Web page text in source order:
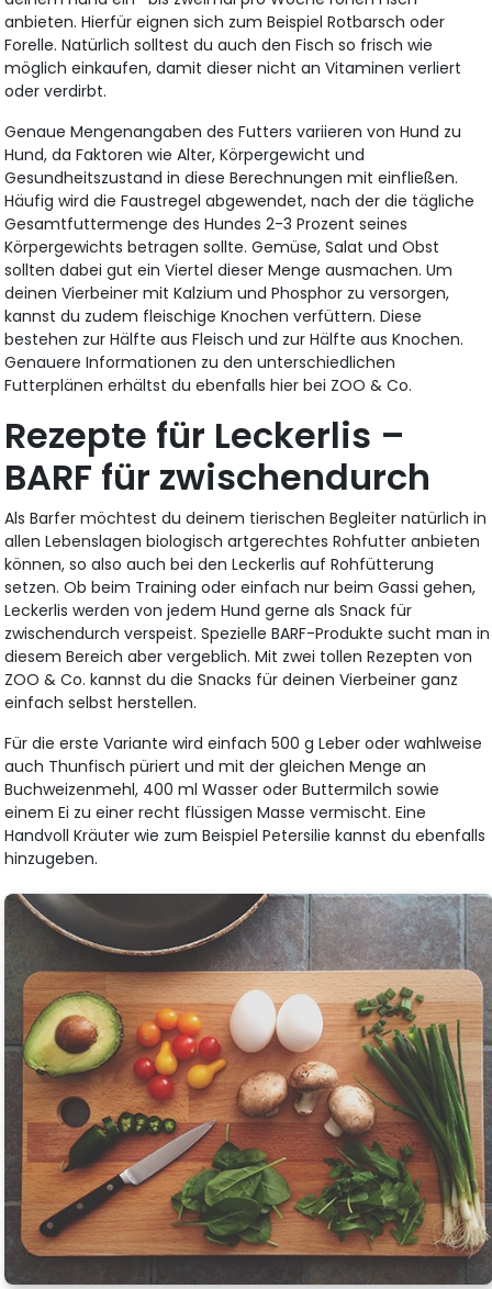
anbieten. Hierfür eignen sich zum Beispiel Rotbarsch oder
Forelle. Natürlich solltest du auch den Fisch so frisch wie
möglich einkaufen, damit dieser nicht an Vitaminen verliert
oder verdirbt.
Genaue Mengenangaben des Futters variieren von Hund zu
Hund, da Faktoren wie Alter, Körpergewicht und
Gesundheitszustand in diese Berechnungen mit einfließen.
Häufig wird die Faustregel abgewendet, nach der die tägliche
Gesamtfuttermenge des Hundes 2-3 Prozent seines
Körpergewichts betragen sollte. Gemüse, Salat und Obst
sollten dabei gut ein Viertel dieser Menge ausmachen. Um
deinen Vierbeiner mit Kalzium und Phosphor zu versorgen,
kannst du zudem fleischige Knochen verfüttern. Diese
bestehen zur Hälfte aus Fleisch und zur Hälfte aus Knochen.
Genauere Informationen zu den unterschiedlichen
Futterplänen erhältst du ebenfalls hier bei ZOO & Co.
Rezepte für Leckerlis –
BARF für zwischendurch
Als Barfer möchtest du deinem tierischen Begleiter natürlich in
allen Lebenslagen biologisch artgerechtes Rohfutter anbieten
können, so also auch bei den Leckerlis auf Rohfütterung
setzen. Ob beim Training oder einfach nur beim Gassi gehen,
Leckerlis werden von jedem Hund gerne als Snack für
zwischendurch verspeist. Spezielle BARF-Produkte sucht man in
diesem Bereich aber vergeblich. Mit zwei tollen Rezepten von
ZOO & Co. kannst du die Snacks für deinen Vierbeiner ganz
einfach selbst herstellen.
Für die erste Variante wird einfach 500 g Leber oder wahlweise
auch Thunfisch püriert und mit der gleichen Menge an
Buchweizenmehl, 400 ml Wasser oder Buttermilch sowie
einem Ei zu einer recht flüssigen Masse vermischt. Eine
Handvoll Kräuter wie zum Beispiel Petersilie kannst du ebenfalls
hinzugeben.